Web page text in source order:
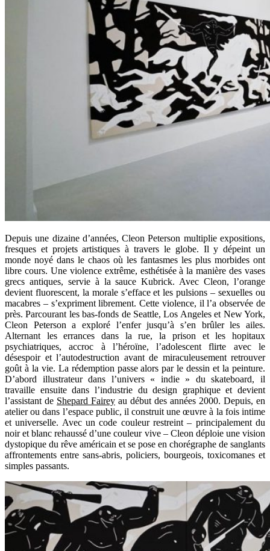
Depuis une dizaine d’années, Cleon Peterson multiplie expositions,
fresques et projets artistiques à travers le globe. Il y dépeint un
monde noyé dans le chaos où les fantasmes les plus morbides ont
libre cours. Une violence extrême, esthétisée à la manière des vases
grecs antiques, servie à la sauce Kubrick. Avec Cleon, l’orange
devient fluorescent, la morale s’efface et les pulsions – sexuelles ou
macabres – s’expriment librement. Cette violence, il l’a observée de
près. Parcourant les bas-fonds de Seattle, Los Angeles et New York,
Cleon Peterson a exploré l’enfer jusqu’à s’en brûler les ailes.
Alternant les errances dans la rue, la prison et les hopitaux
psychiatriques, accroc à l’héroïne, l’adolescent flirte avec le
désespoir et l’autodestruction avant de miraculeusement retrouver
goût à la vie. La rédemption passe alors par le dessin et la peinture.
D’abord illustrateur dans l’univers « indie » du skateboard, il
travaille ensuite dans l’industrie du design graphique et devient
l’assistant de Shepard Fairey au début des années 2000. Depuis, en
atelier ou dans l’espace public, il construit une œuvre à la fois intime
et universelle. Avec un code couleur restreint – principalement du
noir et blanc rehaussé d’une couleur vive – Cleon déploie une vision
dystopique du rêve américain et se pose en chorégraphe de sanglants
affrontements entre sans-abris, policiers, bourgeois, toxicomanes et
simples passants.